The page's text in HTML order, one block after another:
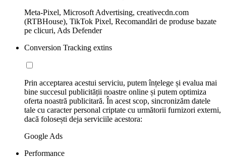
Meta-Pixel, Microsoft Advertising, creativecdn.com
(RTBHouse), TikTok Pixel, Recomandări de produse bazate
pe clicuri, Ads Defender
Conversion Tracking extins
Prin acceptarea acestui serviciu, putem înțelege și evalua mai
bine succesul publicității noastre online și putem optimiza
oferta noastră publicitară. În acest scop, sincronizăm datele
tale cu caracter personal criptate cu următorii furnizori externi,
dacă folosești deja serviciile acestora:
Google Ads
Performance